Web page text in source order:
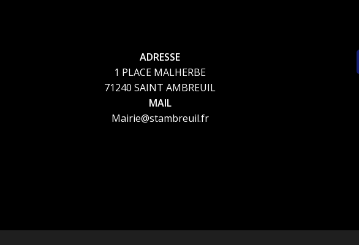
ADRESSE
1 PLACE MALHERBE
71240 SAINT AMBREUIL
MAIL
Mairie@stambreuil.fr